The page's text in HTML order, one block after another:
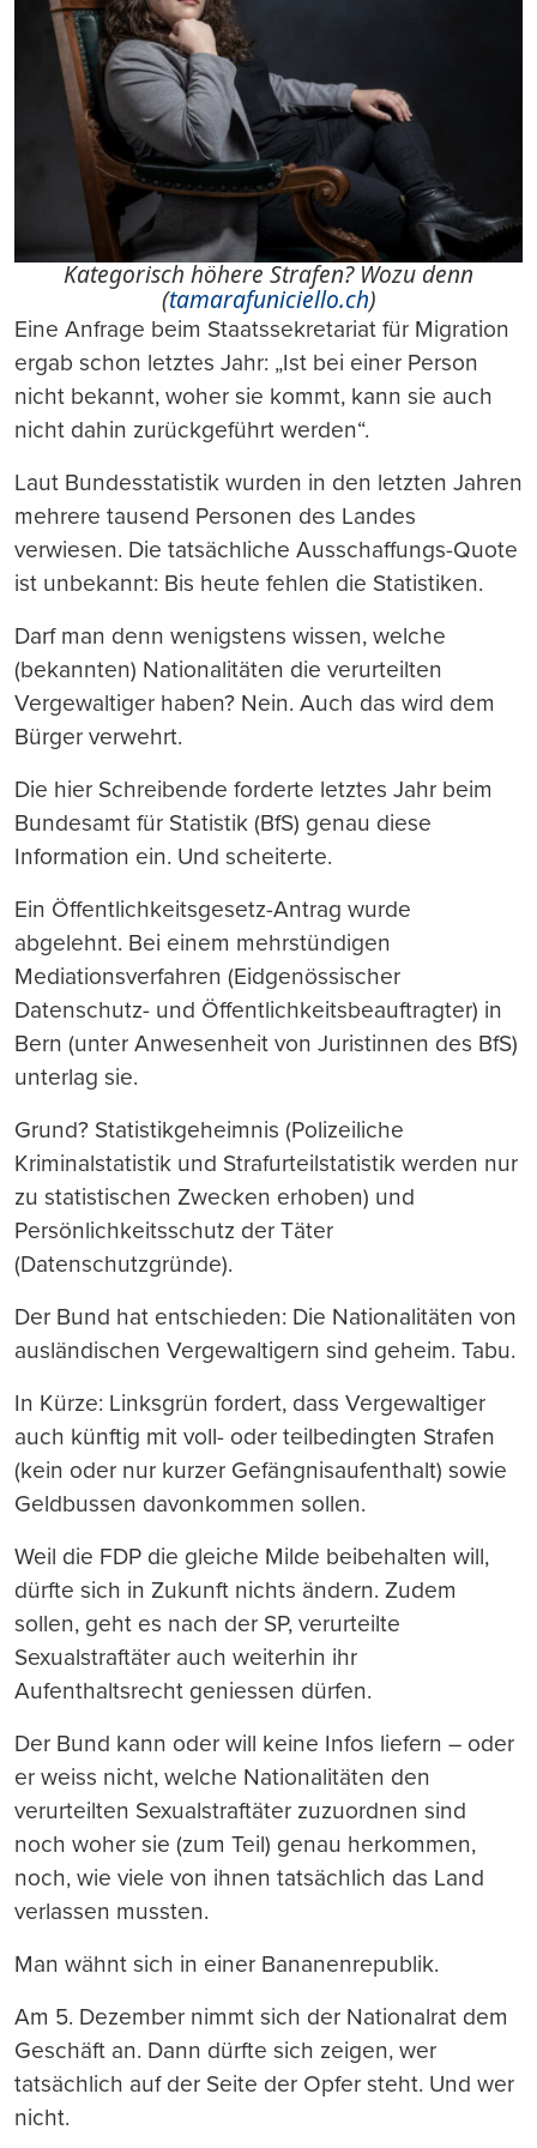
Kategorisch höhere Strafen? Wozu denn
(tamarafuniciello.ch)
Eine Anfrage beim Staatssekretariat für Migration
ergab schon letztes Jahr: „Ist bei einer Person
nicht bekannt, woher sie kommt, kann sie auch
nicht dahin zurückgeführt werden“.
Laut Bundesstatistik wurden in den letzten Jahren
mehrere tausend Personen des Landes
verwiesen. Die tatsächliche Ausschaffungs-Quote
ist unbekannt: Bis heute fehlen die Statistiken.
Darf man denn wenigstens wissen, welche
(bekannten) Nationalitäten die verurteilten
Vergewaltiger haben? Nein. Auch das wird dem
Bürger verwehrt.
Die hier Schreibende forderte letztes Jahr beim
Bundesamt für Statistik (BfS) genau diese
Information ein. Und scheiterte.
Ein Öffentlichkeitsgesetz-Antrag wurde
abgelehnt. Bei einem mehrstündigen
Mediationsverfahren (Eidgenössischer
Datenschutz- und Öffentlichkeitsbeauftragter) in
Bern (unter Anwesenheit von Juristinnen des BfS)
unterlag sie.
Grund? Statistikgeheimnis (Polizeiliche
Kriminalstatistik und Strafurteilstatistik werden nur
zu statistischen Zwecken erhoben) und
Persönlichkeitsschutz der Täter
(Datenschutzgründe).
Der Bund hat entschieden: Die Nationalitäten von
ausländischen Vergewaltigern sind geheim. Tabu.
In Kürze: Linksgrün fordert, dass Vergewaltiger
auch künftig mit voll- oder teilbedingten Strafen
(kein oder nur kurzer Gefängnisaufenthalt) sowie
Geldbussen davonkommen sollen.
Weil die FDP die gleiche Milde beibehalten will,
dürfte sich in Zukunft nichts ändern. Zudem
sollen, geht es nach der SP, verurteilte
Sexualstraftäter auch weiterhin ihr
Aufenthaltsrecht geniessen dürfen.
Der Bund kann oder will keine Infos liefern – oder
er weiss nicht, welche Nationalitäten den
verurteilten Sexualstraftäter zuzuordnen sind
noch woher sie (zum Teil) genau herkommen,
noch, wie viele von ihnen tatsächlich das Land
verlassen mussten.
Man wähnt sich in einer Bananenrepublik.
Am 5. Dezember nimmt sich der Nationalrat dem
Geschäft an. Dann dürfte sich zeigen, wer
tatsächlich auf der Seite der Opfer steht. Und wer
nicht.